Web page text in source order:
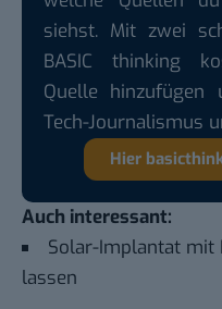
siehst. Mit zwei
BASIC thinking
Quelle hinzufügen
Tech-Journalismus
Hier
Auch interessant:
Solar-Implantat mit
lassen